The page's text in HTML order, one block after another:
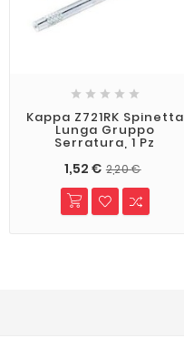
    
Kappa Z721RK Spinetta
Lunga Gruppo
Serratura, 1 Pz
1,52 € 2,20 €